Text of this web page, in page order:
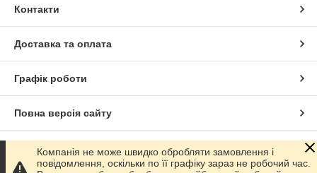
Контакти
Доставка та оплата
Графік роботи
Повна версія сайту
Сайт створено на маркетплейсі Prom.ua
Компанія не може швидко обробляти замовлення і
повідомлення, оскільки по її графіку зараз не робочий час.